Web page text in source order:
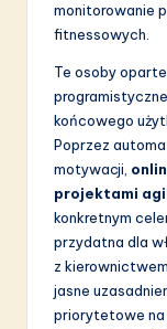
monitorowanie
fitnessowych.
Te osoby
końcowego
Poprzez
motywacji,
projektami
konkretnym
przydatna dla
z
jasne
priorytetowe